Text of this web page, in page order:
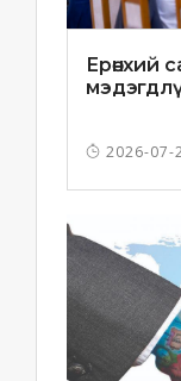
Ерөнхий
2026-07-